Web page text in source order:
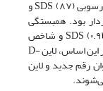
داشت. لاین D-99-10 با دارا بودن بالاترین عدد رسوبی SDS (۸۷) و
برخوردار بود. همبستگی
بسیار قوی و مثبت بین عملکرد با عدد رسوبی SDS (۰.۹۲) و شاخص
گلوتن (۰.۹۰) از یافته‌های کلیدی این پژوهش بود. بر این اساس، لاین D-
رقم جدید و لاین